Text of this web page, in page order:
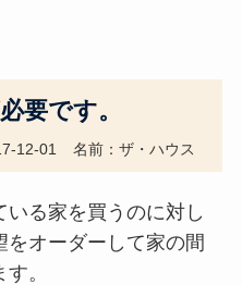
要です。
12-01 名前：ザ・ハウス
る家を買うのに対し
オーダーして家の間
。